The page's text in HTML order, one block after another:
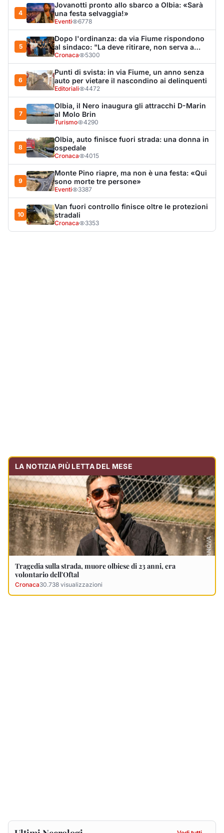
4
Jovanotti pronto allo sbarco a Olbia: «Sarà
una festa selvaggia!»
Eventi 6778
5
Dopo l'ordinanza: da via Fiume rispondono
al sindaco: "La deve ritirare, non serva a
nulla"
Cronaca 5300
6
Punti di svista: in via Fiume, un anno senza
auto per vietare il nascondino ai delinquenti
Editoriali 4472
7
Olbia, il Nero inaugura gli attracchi D-Marin
al Molo Brin
Turismo 4290
8
Olbia, auto finisce fuori strada: una donna in
ospedale
Cronaca 4015
9
Monte Pino riapre, ma non è una festa: «Qui
sono morte tre persone»
Eventi 3387
10
Van fuori controllo finisce oltre le protezioni
stradali
Cronaca 3353
LA NOTIZIA PIÙ LETTA DEL MESE
Tragedia sulla strada, muore olbiese di 23 anni, era
volontario dell'Oftal
Cronaca30.738 visualizzazioni